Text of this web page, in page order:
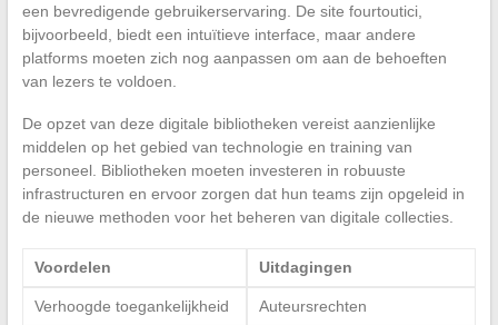
een bevredigende gebruikerservaring. De site fourtoutici,
bijvoorbeeld, biedt een intuïtieve interface, maar andere
platforms moeten zich nog aanpassen om aan de behoeften
van lezers te voldoen.
De opzet van deze digitale bibliotheken vereist aanzienlijke
middelen op het gebied van technologie en training van
personeel. Bibliotheken moeten investeren in robuuste
infrastructuren en ervoor zorgen dat hun teams zijn opgeleid in
de nieuwe methoden voor het beheren van digitale collecties.
Voordelen Uitdagingen
Verhoogde toegankelijkheid Auteursrechten